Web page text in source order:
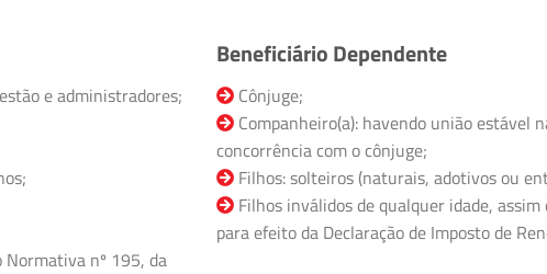
e administradores;
Normativa nº 195, da
Beneficiário Dependente
Cônjuge;
Companheiro(a): havendo união estável
concorrência com o cônjuge;
Filhos: solteiros (naturais, adotivos ou
Filhos inválidos de qualquer idade,
para efeito da Declaração de Imposto de